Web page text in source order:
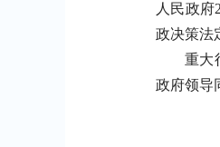
人民政府
政决策法
重大
政府领导